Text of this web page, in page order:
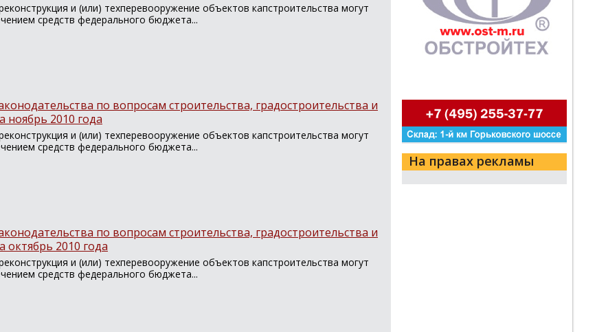
и (или) техперевооружение объектов капстроительства могут
средств федерального бюджета...
по вопросам строительства, градостроительства и
ноябрь 2010 года
и (или) техперевооружение объектов капстроительства могут
средств федерального бюджета...
по вопросам строительства, градостроительства и
октябрь 2010 года
и (или) техперевооружение объектов капстроительства могут
средств федерального бюджета...
На правах рекламы